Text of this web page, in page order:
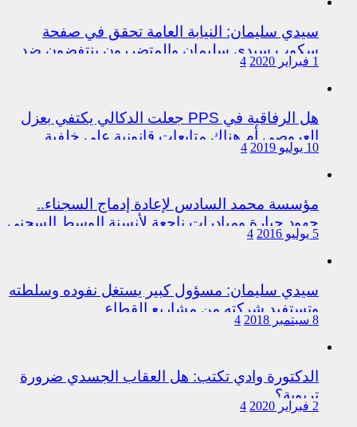
سيدي سليمان: النيابة العامة تحقق في صفحة
سكوب سيدي سليمان والمتضررون ينتفضون ضد
المتورطين من رجال الشرطة
1 فبراير 2020 4
هل الرفاقية في PPS جعلت الدكالي يكتفي بعزل
العروصي أم هناك متابعات قانونية على خلفية
اختلالات التسيير بمندوبية سيدي سليمان
10 يوليو 2019 4
مؤسسة محمد السادس لإعادة إدماج السجناء..
جهود جبارة ومبادرات ناجعة لأنسنة الوسط السجني
5 يوليو 2016 4
سيدي سليمان: مسؤول كبير يستغل نفوده وسلطته
وتستفيد شركته من مشاريع القطاع
8 سبتمبر 2018 4
الدكتورة وادي تكتب: هل العقاب الجسدي ضرورة
تربوية؟
2 فبراير 2020 4